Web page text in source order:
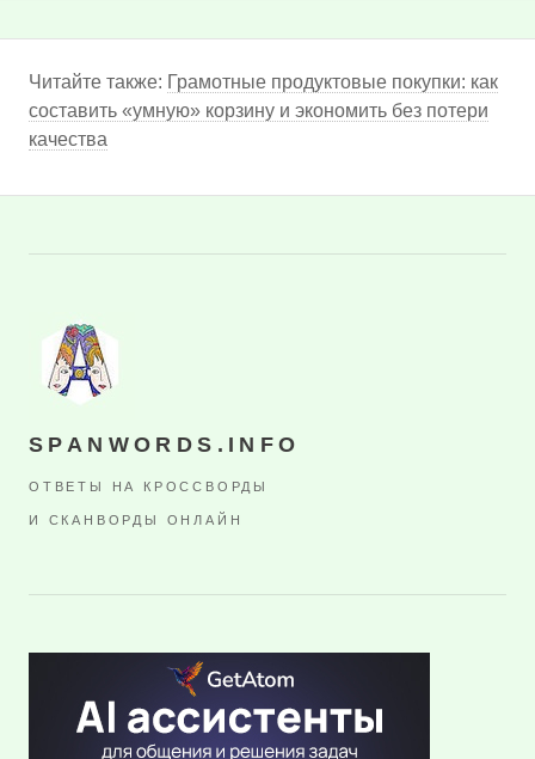
Читайте также: Грамотные продуктовые покупки: как
составить «умную» корзину и экономить без потери
качества
SPANWORDS.INFO
ОТВЕТЫ НА КРОССВОРДЫ
И СКАНВОРДЫ ОНЛАЙН